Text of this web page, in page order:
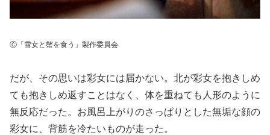
Ⓒ「雪女と蟹を食う」製作委員会
だが、その思いは彩女には届かない。北が彩女を抱きしめ
ても抱きしめ返すことはなく、体を重ねても人形のように
無反応だった。お風呂上がりのさっぱりとした無垢な顔の
彩女に、背筋を冷たいものが走った。